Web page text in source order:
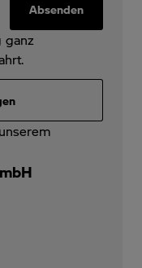
Absenden
ganz